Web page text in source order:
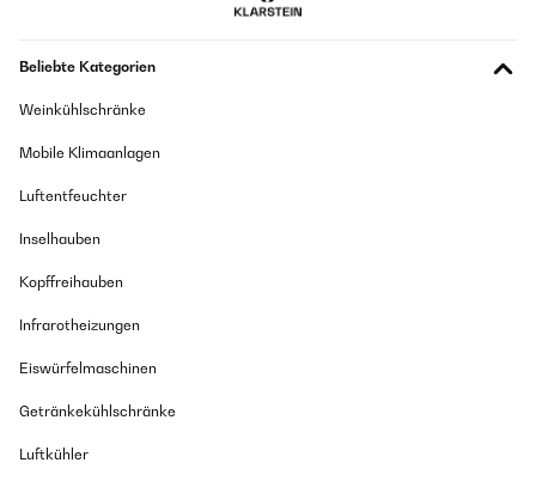
Beliebte Kategorien
Weinkühlschränke
Mobile Klimaanlagen
Luftentfeuchter
Inselhauben
Kopffreihauben
Infrarotheizungen
Eiswürfelmaschinen
Getränkekühlschränke
Luftkühler